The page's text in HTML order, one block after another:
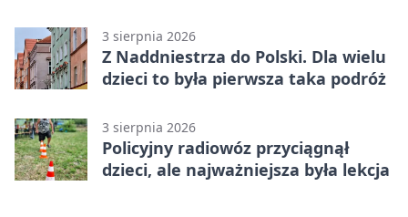
3 sierpnia 2026
Z Naddniestrza do Polski. Dla wielu
dzieci to była pierwsza taka podróż
3 sierpnia 2026
Policyjny radiowóz przyciągnął
dzieci, ale najważniejsza była lekcja